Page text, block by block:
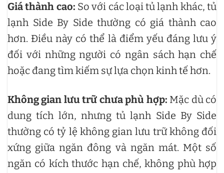
Giá thành cao: So với các loại tủ lạnh khác, tủ
lạnh Side By Side thường có giá thành cao
hơn. Điều này có thể là điểm yếu đáng lưu ý
đối với những người có ngân sách hạn chế
hoặc đang tìm kiếm sự lựa chọn kinh tế hơn.
Không gian lưu trữ chưa phù hợp: Mặc dù có
dung tích lớn, nhưng tủ lạnh Side By Side
thường có tỷ lệ không gian lưu trữ không đối
xứng giữa ngăn đông và ngăn mát. Một số
ngăn có kích thước hạn chế, không phù hợp